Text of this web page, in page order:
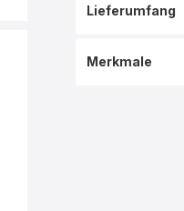
Lieferumfang
Merkmale